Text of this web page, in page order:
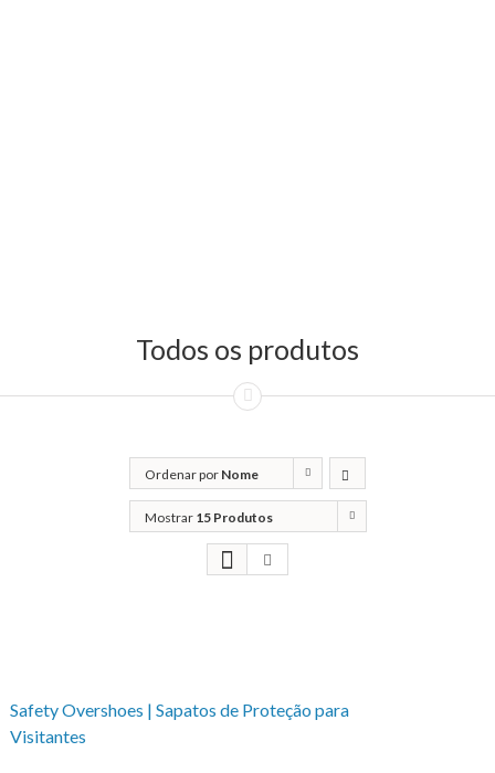
Todos os produtos
Ordenar por Nome
Mostrar 15 Produtos
Safety Overshoes | Sapatos de Proteção para
Visitantes